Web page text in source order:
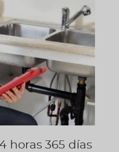
horas 365 días